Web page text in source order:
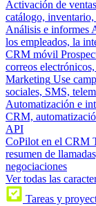
Activación de ventas
catálogo,
Análisis e informes
los empleados, la
CRM móvil
correos
Marketing Use
sociales, SMS,
Automatización e
CRM,
API
CoPilot en el CRM
resumen de
negociaciones
Ver todas las
Tareas y